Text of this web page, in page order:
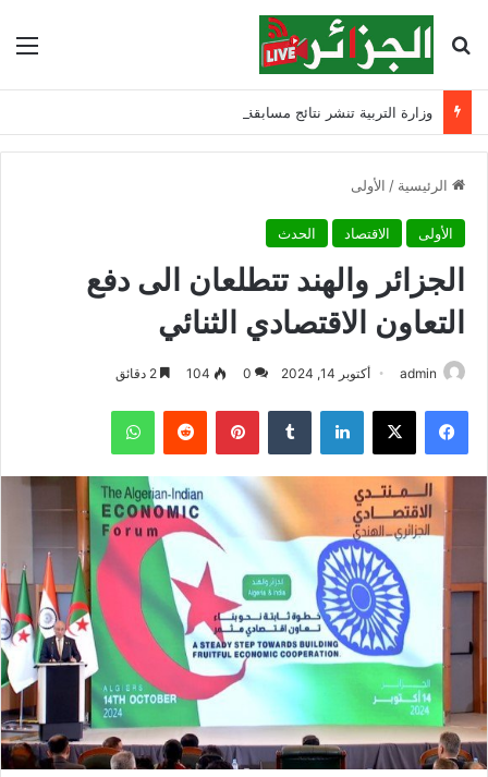
بحث عن
وزارة التربية تنشر نتائج مسابقة توظيف الأساتذة لسنة 2025
الرئيسية / الأولى
الأولى الاقتصاد الحدث
الجزائر والهند تتطلعان الى دفع
التعاون الاقتصادي الثنائي
admin أكتوبر 14, 2024 0
104
فيسبوك لينكدإن بينتيريست